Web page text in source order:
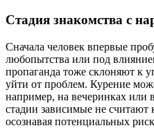
Стадия знакомства с
Сначала человек впервые
любопытства или под
пропаганда тоже склоняют к
уйти от проблем. Курение
например, на вечеринках или
стадии зависимые не
осознавая потенциальных